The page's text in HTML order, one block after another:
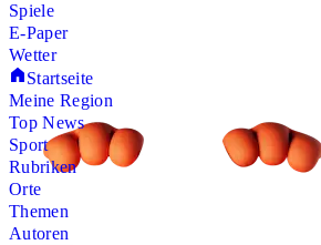
Spiele
E-Paper
Wetter
Startseite
Meine Region
Top News
Sport
Rubriken
Orte
Themen
Autoren